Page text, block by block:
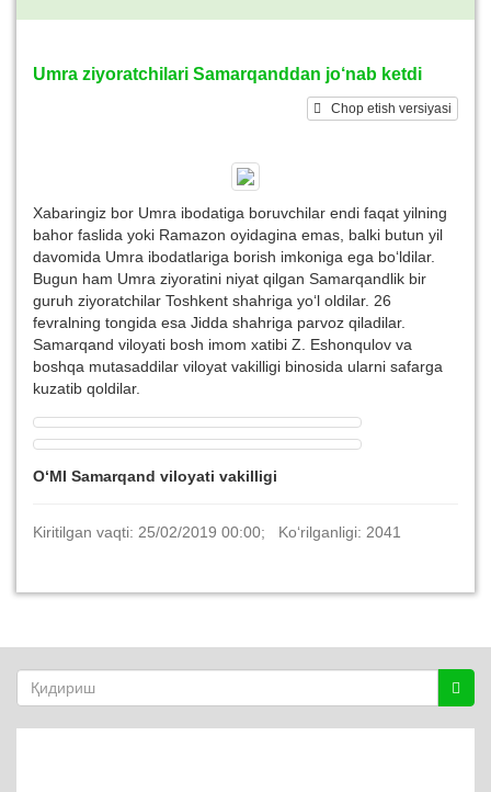
Umra ziyoratchilari Samarqanddan jo‘nab ketdi
Chop etish versiyasi
Xabaringiz bor Umra ibodatiga boruvchilar endi faqat yilning
bahor faslida yoki Ramazon oyidagina emas, balki butun yil
davomida Umra ibodatlariga borish imkoniga ega bo‘ldilar.
Bugun ham Umra ziyoratini niyat qilgan Samarqandlik bir
guruh ziyoratchilar Toshkent shahriga yo‘l oldilar. 26
fevralning tongida esa Jidda shahriga parvoz qiladilar.
Samarqand viloyati bosh imom xatibi Z. Eshonqulov va
boshqa mutasaddilar viloyat vakilligi binosida ularni safarga
kuzatib qoldilar.
O‘MI Samarqand viloyati vakilligi
Kiritilgan vaqti: 25/02/2019 00:00; Ko‘rilganligi: 2041